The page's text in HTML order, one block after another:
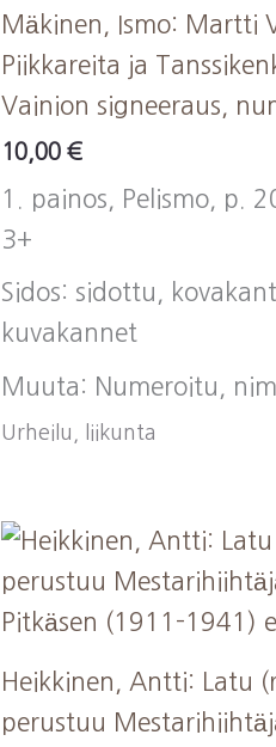
Mäkinen, Ismo: Martti
Piikkareita ja
Vainion signeeraus,
10,00€
1. painos, Pelismo, p.
3+
Sidos: sidottu,
kuvakannet
Muuta: Numeroitu,
Urheilu, liikunta
Heikkinen, Antti: Latu
perustuu